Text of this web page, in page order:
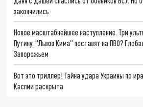
закончились
Новое масштабнейшее наступление. Три
Путину. "Львов Кима" поставят на ПВО?
Запорожьем
Вот это триллер! Тайна удара Украины по
Каспии раскрыта